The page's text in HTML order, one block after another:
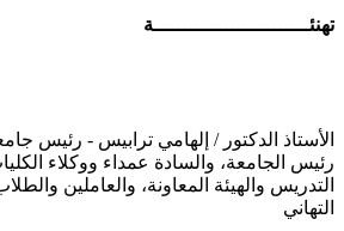
تهنئــــــــــــــــــــــــــة
التهاني